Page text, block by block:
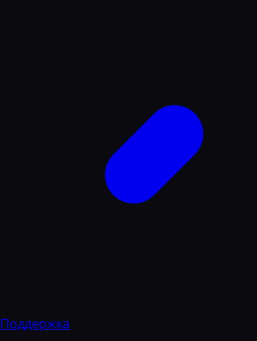
Поддержка